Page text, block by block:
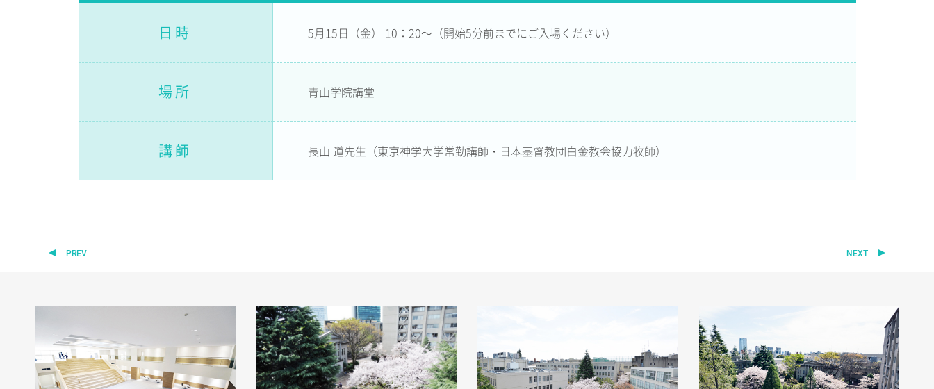
日時 5月15日（金） 10：20～（開始5分前までにご入場ください）
場所 青山学院講堂
講師 長山 道先生（東京神学大学常勤講師・日本基督教団白金教会協力牧師）
PREV NEXT